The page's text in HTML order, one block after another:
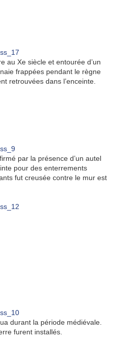
au Xe siècle et entourée d’un
frappées pendant le règne
retrouvées dans l’enceinte.
par la présence d’un autel
pour des enterrements
fut creusée contre le mur est
durant la période médiévale.
furent installés.